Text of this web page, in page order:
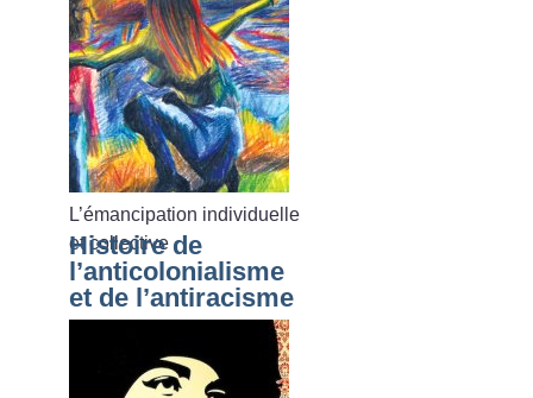
L’émancipation individuelle
et collective
Histoire de
l’anticolonialisme
et de l’antiracisme